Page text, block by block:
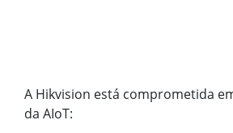
A Hikvision está comprometida
da AIoT: